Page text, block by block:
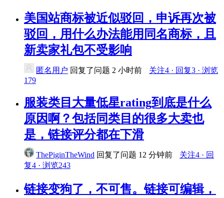
美国站商标被近似驳回，申诉再次被
驳回，用什么办法能用同名商标，且
新卖家礼包不受影响
匿名用户 回复了问题 2 小时前
关注4 · 回复3 · 浏览
179
服装类目大量低星rating到底是什么
原因啊？包括同类目的很多大卖也
是，链接评分都在下滑
ThePiginTheWind 回复了问题 12 分钟前
关注4 · 回
复4 · 浏览243
链接变狗了，不可售。链接可编辑，